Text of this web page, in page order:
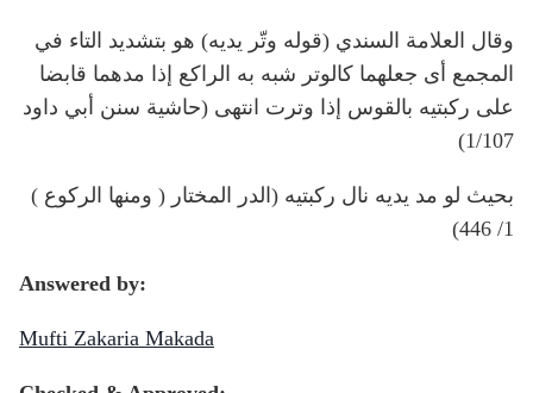
وقال العلامة السندي (قوله وتّر يديه) هو بتشديد التاء في
المجمع أى جعلهما كالوتر شبه به الراكع إذا مدهما قابضا
على ركبتيه بالقوس إذا وترت انتهى (حاشية سنن أبي داود
1/107)
( ومنها الركوع ) بحيث لو مد يديه نال ركبتيه (الدر المختار
1/ 446)
Answered by:
Mufti Zakaria Makada